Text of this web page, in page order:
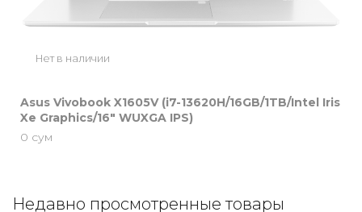
Нет в наличии
Asus Vivobook X1605V (i7-13620H/16GB/1TB/Intel Iris
Xe Graphics/16″ WUXGA IPS)
0 сум
Недавно просмотренные товары